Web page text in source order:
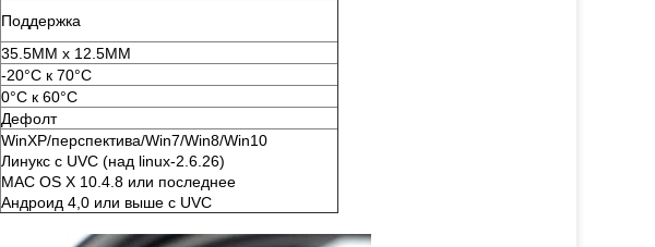
Поддержка
35.5MM x 12.5MM
-20°C к 70°C
0°C к 60°C
Дефолт
WinXP/перспектива/Win7/Win8/Win10
Линукс с UVC (над linux-2.6.26)
MAC OS X 10.4.8 или последнее
Андроид 4,0 или выше с UVC